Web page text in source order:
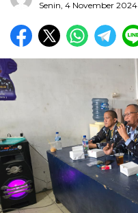
Senin, 4 November 2024